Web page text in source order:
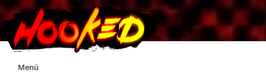
Skip
Menü